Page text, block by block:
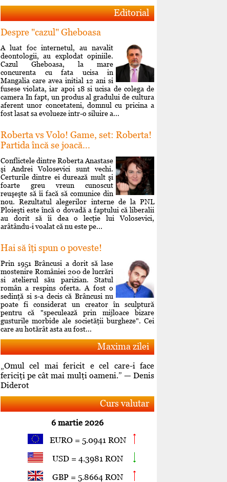
Editorial
Despre "cazul" Gheboasa
A luat foc internetul, au navalit
deontologii, au explodat opiniile.
Cazul Gheboasa, la mare
concurenta cu fata ucisa in
Mangalia care avea initial 12 ani si
fusese violata, iar apoi 18 si ucisa de colega de
camera In fapt, un produs al gradului de cultura
aferent unor concetateni, domnul cu pricina a
fost lasat sa evolueze intr-o siluire a...
Roberta vs Volo! Game, set: Roberta!
Partida încă se joacă...
Conflictele dintre Roberta Anastase
şi Andrei Volosevici sunt vechi.
Certurile dintre ei durează mult şi
foarte greu vreun cunoscut
reuşeşte să îi facă să comunice din
nou. Rezultatul alegerilor interne de la PNL
Ploieşti este încă o dovadă a faptului că liberalii
au dorit să îi dea o lecţie lui Volosevici,
arâtându-i voalat că nu este pe...
Hai să îţi spun o poveste!
Prin 1951 Brâncusi a dorit să lase
mostenire României 200 de lucrări
si atelierul său parizian. Statul
român a respins oferta. A fost o
sedinţă si s-a decis că Brâncusi nu
poate fi considerat un creator în sculptură
pentru că "speculează prin mijloace bizare
gusturile morbide ale societăţii burgheze". Cei
care au hotărât asta au fost...
Maxima zilei
„Omul cel mai fericit e cel care-i face
fericiţi pe cât mai mulţi oameni.” — Denis
Diderot
Curs valutar
6 martie 2026
EURO = 5.0941 RON
USD = 4.3981 RON
GBP = 5.8664 RON